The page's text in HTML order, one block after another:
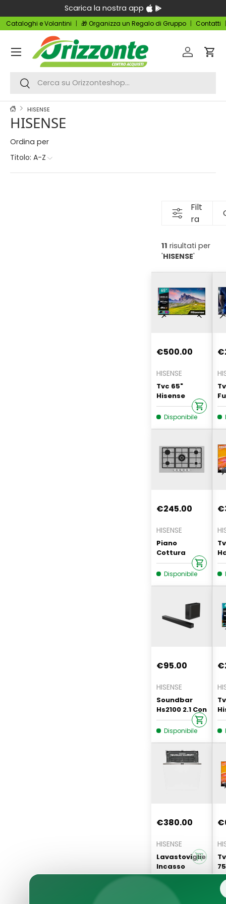
Passa ai contenuti
Scarica la nostra app
Cataloghi e Volantini 🎁 Organizza un Regalo di Gruppo Contatti
Cerca
Cerca
Accedi
Menu
HISENSE
HISENSE
Ordina per
Titolo: A-Z
Filt
ra
11 risultati per
'HISENSE'
€500.00
HISENSE
Tvc 65"
Hisense
65a6cg
Smart Uhd
Disponibile
€245.00
HISENSE
Piano
Cottura
90cm
Hisense
Disponibile
€95.00
HISENSE
Soundbar
Hs2100 2.1 Con
Subwoofer
Esterno 240w
Disponibile
€380.00
HISENSE
Lavastoviglie
Incasso
Hisense 16
Coperti
Classe D